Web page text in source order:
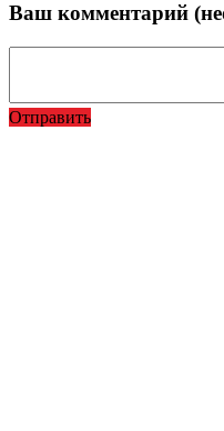
Ваш комментарий
Отправить